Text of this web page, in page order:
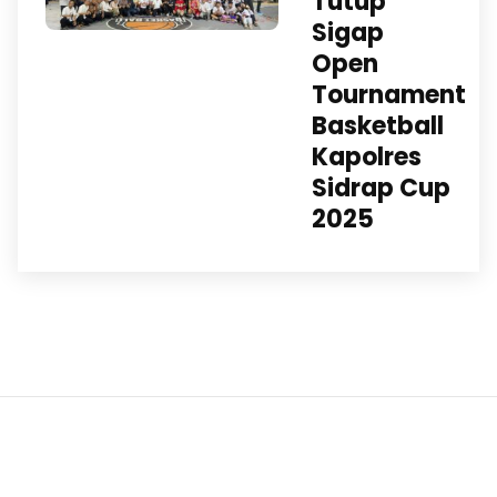
Sigap
Open
Tournament
Basketball
Kapolres
Sidrap Cup
2025